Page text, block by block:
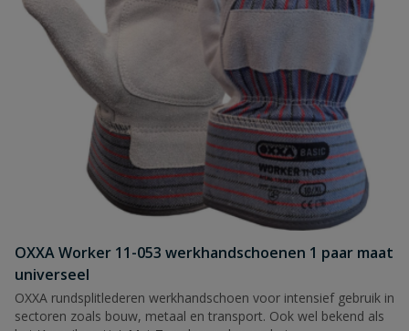
OXXA Worker 11-053 werkhandschoenen 1 paar maat
universeel
OXXA rundsplitlederen werkhandschoen voor intensief gebruik in
sectoren zoals bouw, metaal en transport. Ook wel bekend als